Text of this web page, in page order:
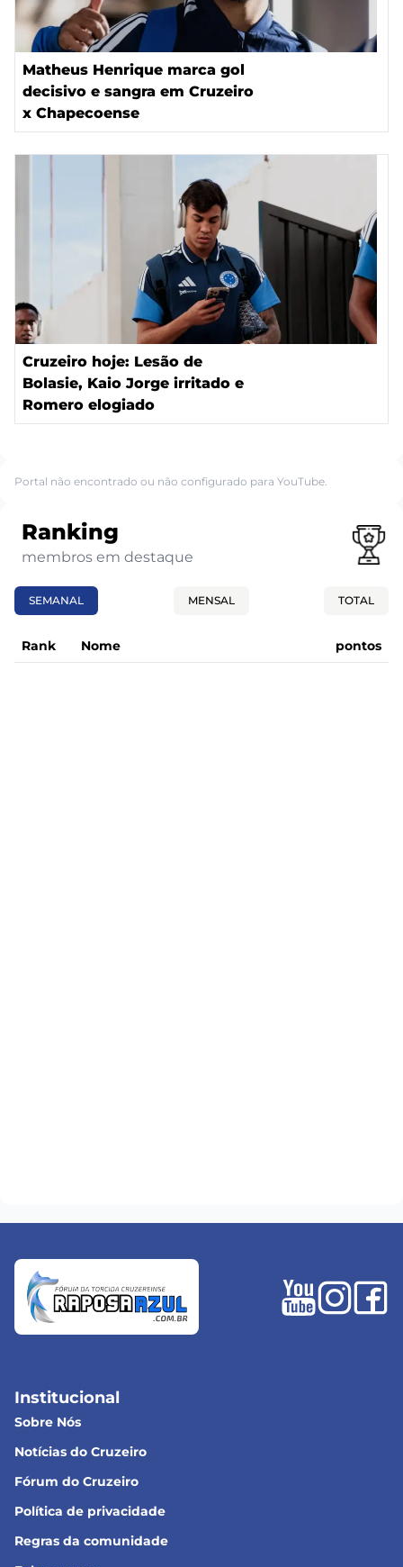
Matheus Henrique marca gol
decisivo e sangra em Cruzeiro
x Chapecoense
Cruzeiro hoje: Lesão de
Bolasie, Kaio Jorge irritado e
Romero elogiado
Portal não encontrado ou não configurado para YouTube.
Ranking
membros em destaque
SEMANAL MENSAL TOTAL
Rank Nome pontos
Institucional
Sobre Nós
Notícias do Cruzeiro
Fórum do Cruzeiro
Política de privacidade
Regras da comunidade